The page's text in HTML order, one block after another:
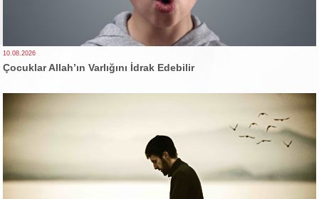
10.08.2026
Çocuklar Allah’ın Varlığını İdrak Edebilir